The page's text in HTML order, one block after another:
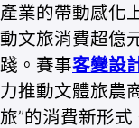
產業的帶動感化
動文旅消費超億
踐。賽事客變設
力推動文體旅農
旅”的消費新形